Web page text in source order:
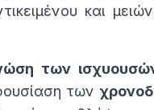
και
των
των